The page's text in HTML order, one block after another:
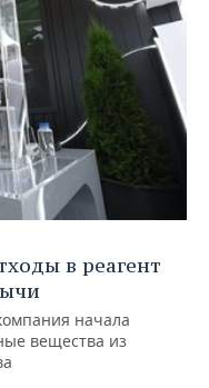
в реагент
начала
вещества из